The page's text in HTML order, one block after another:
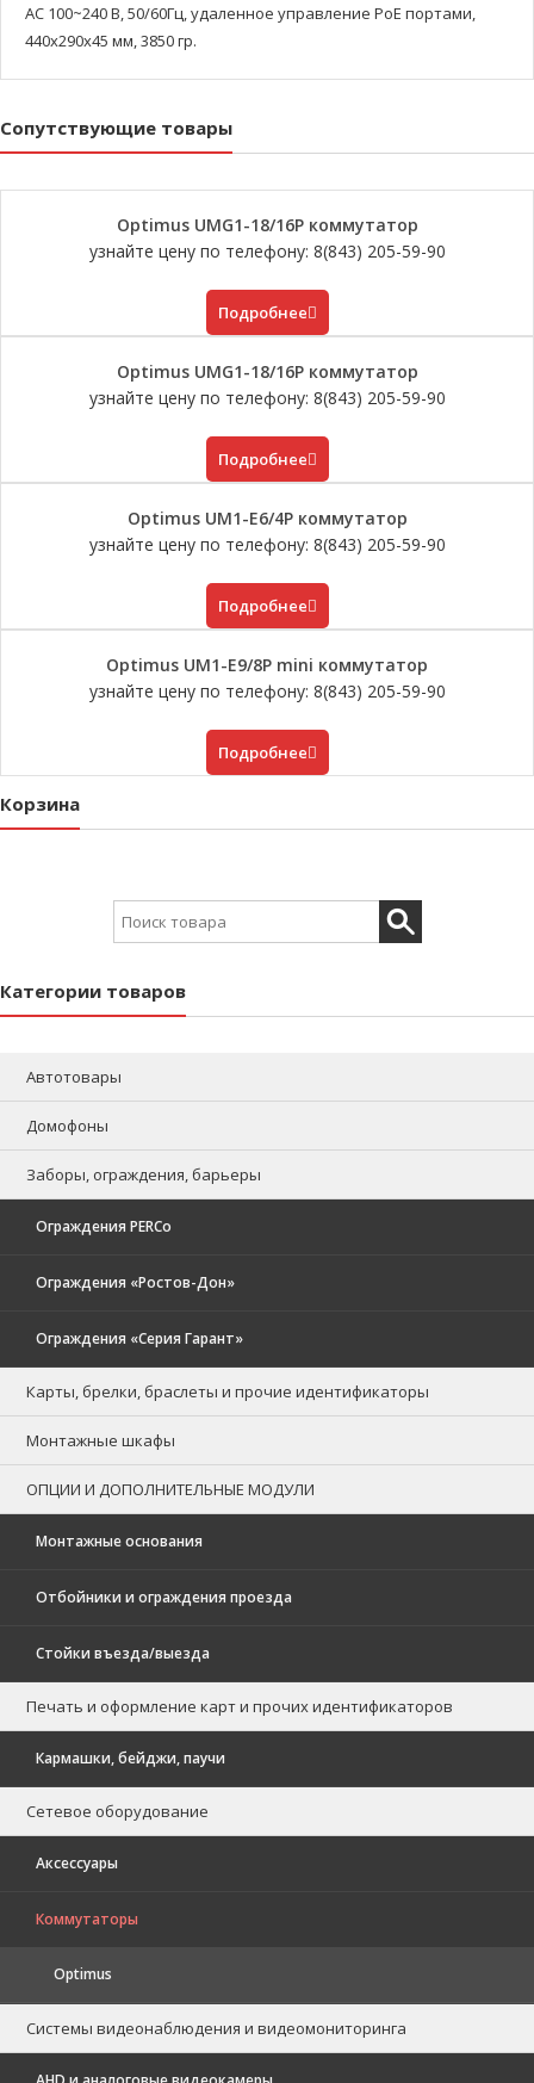
АС 100~240 В, 50/60Гц, удаленное управление PoE портами,
440x290x45 мм, 3850 гр.
Сопутствующие товары
Optimus UMG1-18/16P коммутатор
узнайте цену по телефону: 8(843) 205-59-90
Подробнее
Optimus UMG1-18/16P коммутатор
узнайте цену по телефону: 8(843) 205-59-90
Подробнее
Optimus UM1-E6/4P коммутатор
узнайте цену по телефону: 8(843) 205-59-90
Подробнее
Optimus UM1-E9/8P mini коммутатор
узнайте цену по телефону: 8(843) 205-59-90
Подробнее
Корзина
Search for:
Категории товаров
Автотовары
Домофоны
Заборы, ограждения, барьеры
Ограждения PERCo
Ограждения «Ростов-Дон»
Ограждения «Серия Гарант»
Карты, брелки, браслеты и прочие идентификаторы
Монтажные шкафы
ОПЦИИ И ДОПОЛНИТЕЛЬНЫЕ МОДУЛИ
Монтажные основания
Отбойники и ограждения проезда
Стойки въезда/выезда
Печать и оформление карт и прочих идентификаторов
Кармашки, бейджи, паучи
Сетевое оборудование
Аксессуары
Коммутаторы
Optimus
Системы видеонаблюдения и видеомониторинга